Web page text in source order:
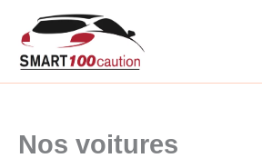
contenu
Nos voitures